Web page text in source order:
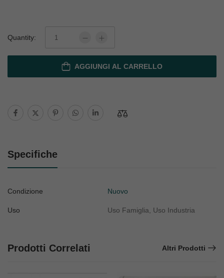
Quantity:
AGGIUNGI AL CARRELLO
Specifiche
Condizione Nuovo
Uso Uso Famiglia, Uso Industria
Prodotti Correlati Altri Prodotti